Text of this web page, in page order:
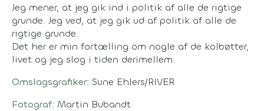
Jeg mener, at jeg gik ind i politik af alle de rigtige
grunde. Jeg ved, at jeg gik ud af politik af alle de
rigtige grunde.
Det her er min fortælling om nogle af de kolbøtter,
livet og jeg slog i tiden derimellem.
Omslagsgrafiker: Sune Ehlers/RIVER
Fotograf: Martin Bubandt